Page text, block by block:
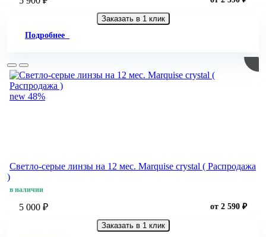
Заказать в 1 клик
Подробнее
new 48%
Светло-серые линзы на 12 мес. Marquise crystal ( Распродажа
)
в наличии
5 000 ₽ от 2 590 ₽
Заказать в 1 клик